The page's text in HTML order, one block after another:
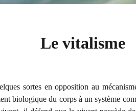
sortes en opposition au
biologique du corps à un système
Le vitalisme